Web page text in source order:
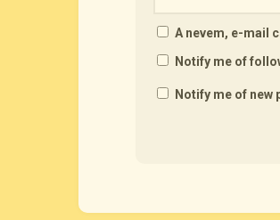
A nevem, e-mail
Notify me of
Notify me of new